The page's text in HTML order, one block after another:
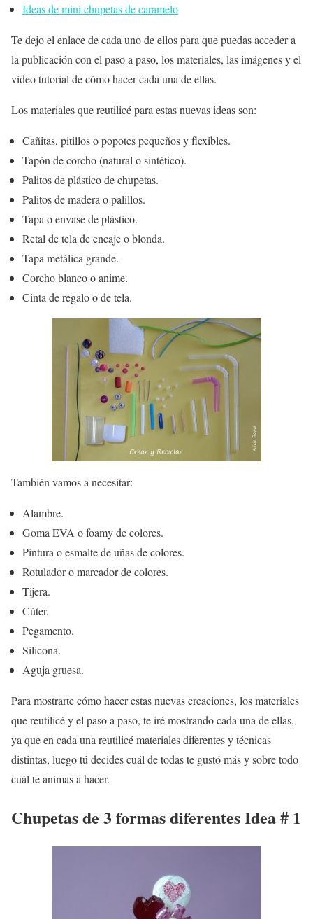
Ideas de mini chupetas de caramelo
Te dejo el enlace de cada uno de ellos para que puedas acceder a
la publicación con el paso a paso, los materiales, las imágenes y el
vídeo tutorial de cómo hacer cada una de ellas.
Los materiales que reutilicé para estas nuevas ideas son:
Cañitas, pitillos o popotes pequeños y flexibles.
Tapón de corcho (natural o sintético).
Palitos de plástico de chupetas.
Palitos de madera o palillos.
Tapa o envase de plástico.
Retal de tela de encaje o blonda.
Tapa metálica grande.
Corcho blanco o anime.
Cinta de regalo o de tela.
También vamos a necesitar:
Alambre.
Goma EVA o foamy de colores.
Pintura o esmalte de uñas de colores.
Rotulador o marcador de colores.
Tijera.
Cúter.
Pegamento.
Silicona.
Aguja gruesa.
Para mostrarte cómo hacer estas nuevas creaciones, los materiales
que reutilicé y el paso a paso, te iré mostrando cada una de ellas,
ya que en cada una reutilicé materiales diferentes y técnicas
distintas, luego tú decides cuál de todas te gustó más y sobre todo
cuál te animas a hacer.
Chupetas de 3 formas diferentes Idea # 1